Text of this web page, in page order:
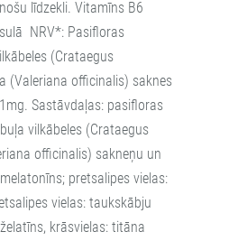
līdzekli. Vitamīns B6
NRV*: Pasifloras
(Crataegus
(Valeriana officinalis) saknes
Sastāvdaļas: pasifloras
vilkābeles (Crataegus
officinalis) sakneņu un
pretsalipes vielas:
vielas: taukskābju
krāsvielas: titāna